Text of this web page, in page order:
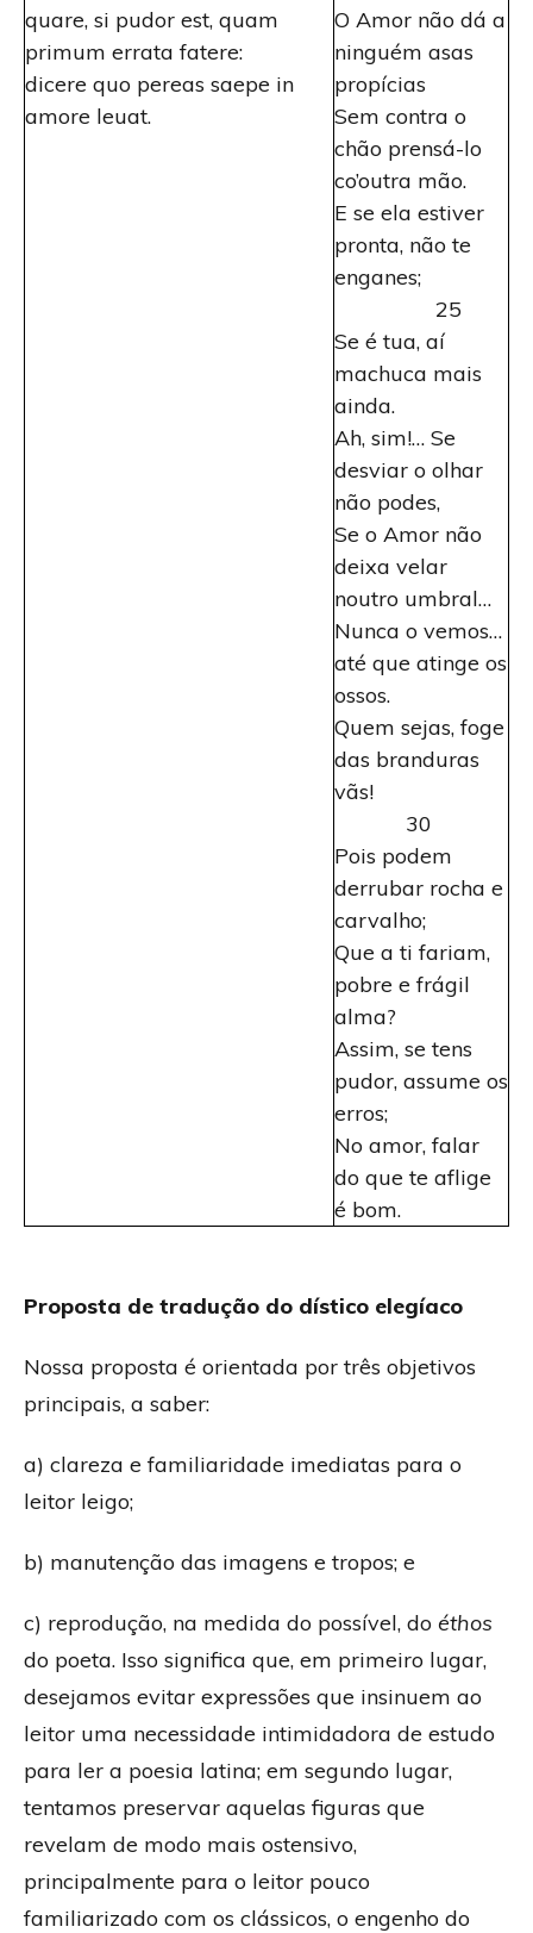
quare, si pudor est, quam
primum errata fatere:
dicere quo pereas saepe in
amore leuat.
O Amor não dá a
ninguém asas
propícias
Sem contra o
chão prensá-lo
co’outra mão.
E se ela estiver
pronta, não te
enganes;
25
Se é tua, aí
machuca mais
ainda.
Ah, sim!… Se
desviar o olhar
não podes,
Se o Amor não
deixa velar
noutro umbral…
Nunca o vemos…
até que atinge os
ossos.
Quem sejas, foge
das branduras
vãs!
30
Pois podem
derrubar rocha e
carvalho;
Que a ti fariam,
pobre e frágil
alma?
Assim, se tens
pudor, assume os
erros;
No amor, falar
do que te aflige
é bom.
Proposta de tradução do dístico elegíaco
Nossa proposta é orientada por três objetivos
principais, a saber:
a) clareza e familiaridade imediatas para o
leitor leigo;
b) manutenção das imagens e tropos; e
c) reprodução, na medida do possível, do éthos
do poeta. Isso significa que, em primeiro lugar,
desejamos evitar expressões que insinuem ao
leitor uma necessidade intimidadora de estudo
para ler a poesia latina; em segundo lugar,
tentamos preservar aquelas figuras que
revelam de modo mais ostensivo,
principalmente para o leitor pouco
familiarizado com os clássicos, o engenho do